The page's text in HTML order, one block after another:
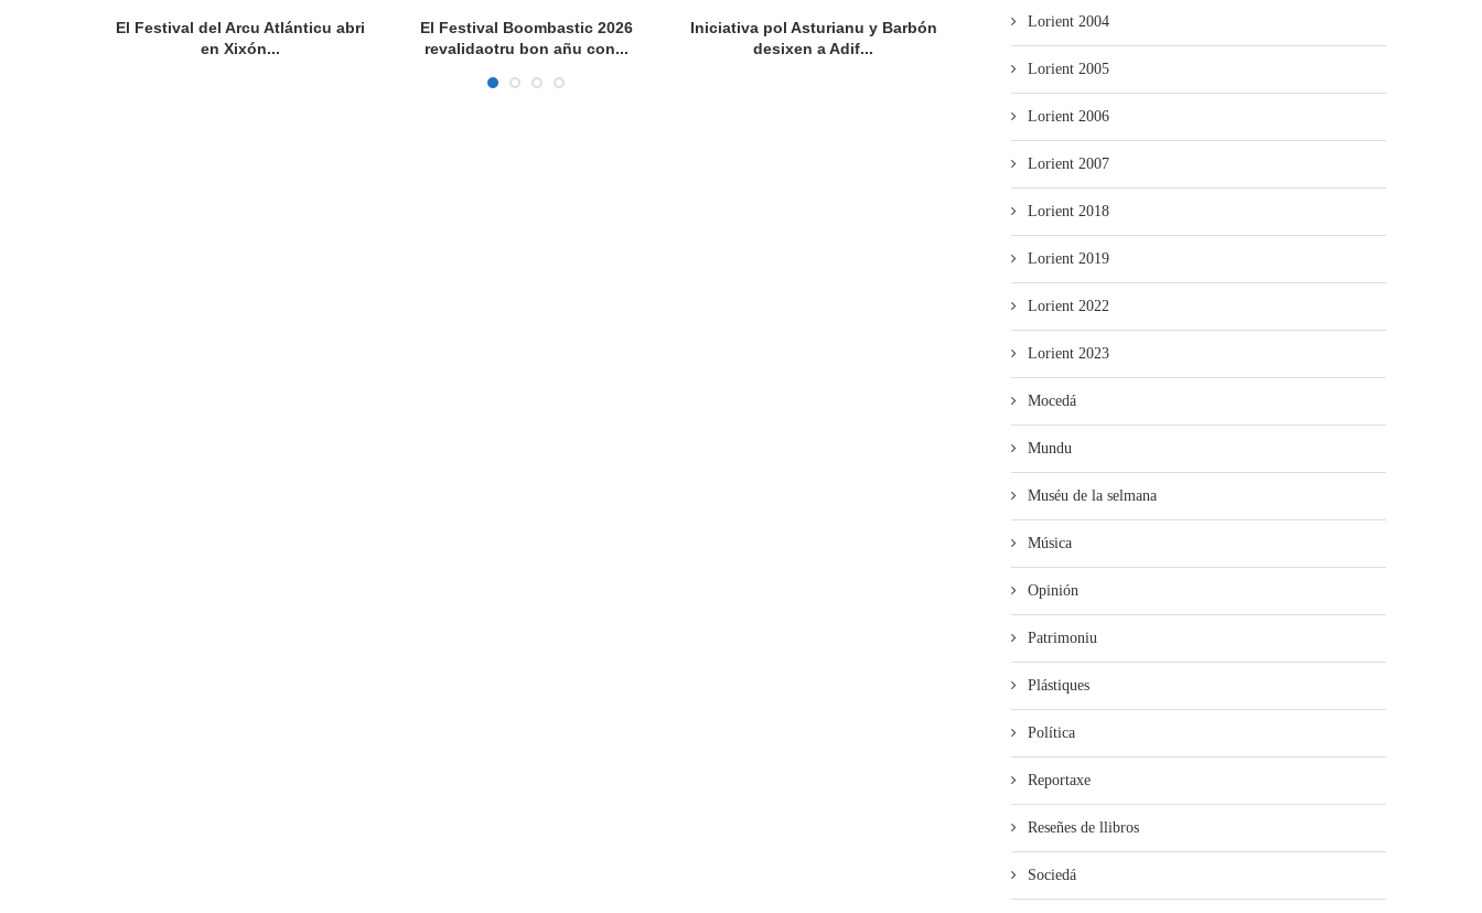
El Festival del Arcu Atlánticu abri
en Xixón...
El Festival Boombastic 2026
revalidaotru bon añu con...
Iniciativa pol Asturianu y Barbón
desixen a Adif...
L’Atles llingüísticu del Navia-Eo
ponse n’accesu llibre
un actu n’Uviéu
Lorient 2004
Lorient 2005
Lorient 2006
Lorient 2007
Lorient 2018
Lorient 2019
Lorient 2022
Lorient 2023
Mocedá
Mundu
Muséu de la selmana
Música
Opinión
Patrimoniu
Plástiques
Política
Reportaxe
Reseñes de llibros
Sociedá